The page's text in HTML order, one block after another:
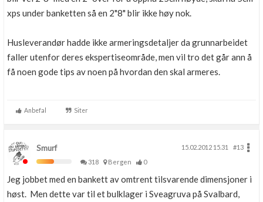
xps under banketten så en 2"8" blir ikke høy nok.
Husleverandør hadde ikke armeringsdetaljer da grunnarbeidet
faller utenfor deres ekspertiseområde, men vil tro det går ann å
få noen gode tips av noen på hvordan den skal armeres.
Anbefal Siter
Smurf 15.02.2012 15.31
#13
318
Bergen 0
Jeg jobbet med en bankett av omtrent tilsvarende dimensjoner i
høst. Men dette var til et bulklager i Sveagruva på Svalbard,